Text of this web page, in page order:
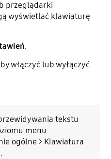
przeglądarki
wyświetlać klawiaturę
.
włączyć lub wyłączyć
tekstu
menu
ogólne > Klawiatura